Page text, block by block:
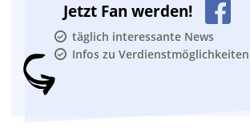
Jetzt Fan werden!
täglich interessante News
Infos zu Verdienstmöglichkeiten